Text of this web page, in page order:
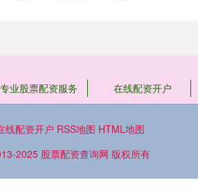
专业股票配资服务 在线配资开户
线配资开户 RSS地图 HTML地图
2025 股票配资查询网 版权所有